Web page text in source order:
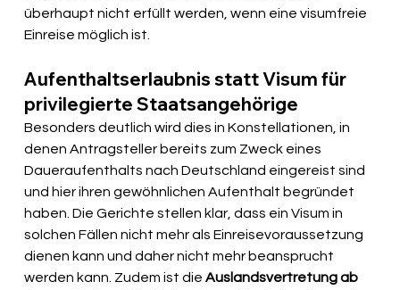
überhaupt nicht erfüllt werden, wenn eine visumfreie
Einreise möglich ist.
Aufenthaltserlaubnis statt Visum für
privilegierte Staatsangehörige
Besonders deutlich wird dies in Konstellationen, in
denen Antragsteller bereits zum Zweck eines
Daueraufenthalts nach Deutschland eingereist sind
und hier ihren gewöhnlichen Aufenthalt begründet
haben. Die Gerichte stellen klar, dass ein Visum in
solchen Fällen nicht mehr als Einreisevoraussetzung
dienen kann und daher nicht mehr beansprucht
werden kann. Zudem ist die Auslandsvertretung ab